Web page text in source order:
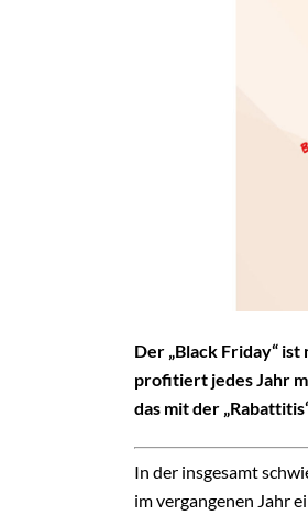
Der „Black Friday“
profitiert jedes Jahr
das mit der
In der insgesamt
im vergangenen Jahr